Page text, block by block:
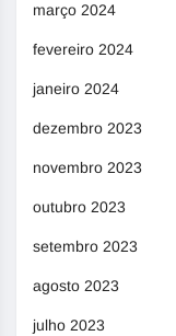
março 2024
fevereiro 2024
janeiro 2024
dezembro 2023
novembro 2023
outubro 2023
setembro 2023
agosto 2023
julho 2023